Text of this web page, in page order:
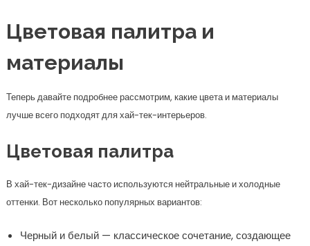
Цветовая палитра и
материалы
Теперь давайте подробнее рассмотрим, какие цвета и материалы
лучше всего подходят для хай-тек-интерьеров.
Цветовая палитра
В хай-тек-дизайне часто используются нейтральные и холодные
оттенки. Вот несколько популярных вариантов:
Черный и белый — классическое сочетание, создающее